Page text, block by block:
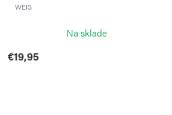
WEIS
Na sklade
€19,95